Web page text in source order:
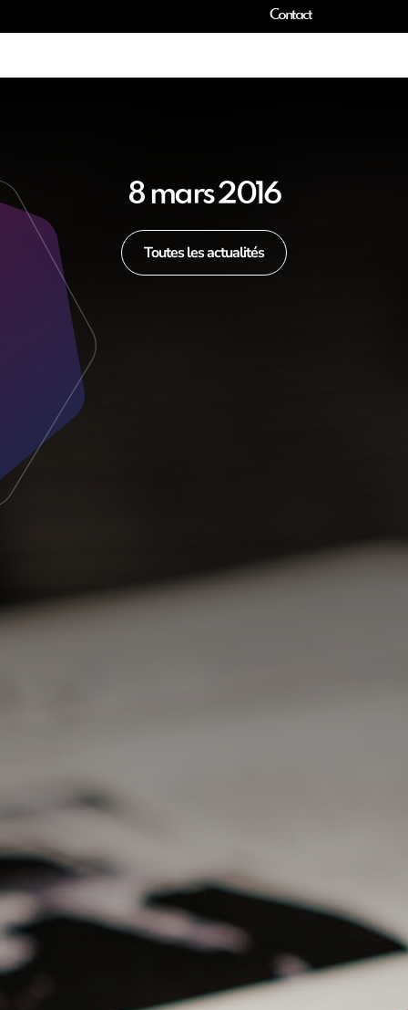
Contact
8 mars 2016
Toutes les actualités